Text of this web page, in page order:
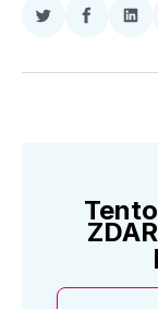
Zdieľať
Twitter
Zdieľať